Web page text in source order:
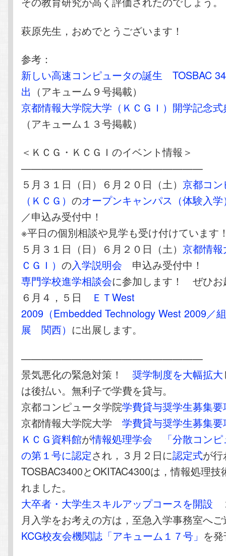
萩原先生，おめでとうございます！
参考：
新しい高速コンピュータの誕生 TOSBAC
出 （アキューム９号掲載）
京都情報大学院大学（ＫＣＧＩ）開学記念
（アキューム１３号掲載）
＜ＫＣＧ・ＫＣＧＩのイベント情報＞
——————————————————
５月３１日（日）６月２０日（土） 京都コ
（ＫＣＧ）のオープンキャンパス（体験入学
／申込み受付中！
※平日の個別相談や見学も受け付けています
５月３１日（日）６月２０日（土） 京都情
ＣＧＩ）の入学説明会 申込み受付中！
専門学校進学相談会に参加します！ ぜひお
６月４，５日
ＥＴWest
2009（Embedded Technology West 2009／
展 関西） に出展します。
——————————————————
景気悪化の緊急対策！奨学制度を大幅拡大
は後払い。無利子で学費を貸与。
京都コンピュータ学院学費貸与奨学生募集要
京都情報大学院大学学費貸与奨学生募集要
ＫＣＧ資料館が情報処理学会
「分散コン
の第１号に認定され，３月２日に認定式が
TOSBAC3400とOKITAC4300は，情報処理
れました。
大卒者・大学生スキルアップコースを開設
月入学をお考えの方は，至急入学事務室へ
KCG校友会機関誌「アキューム１７号」 を